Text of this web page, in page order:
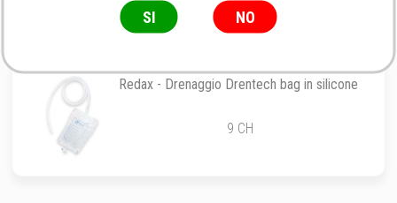
Redax - Drenaggio Drentech bag in silicone
9 CH
SI NO